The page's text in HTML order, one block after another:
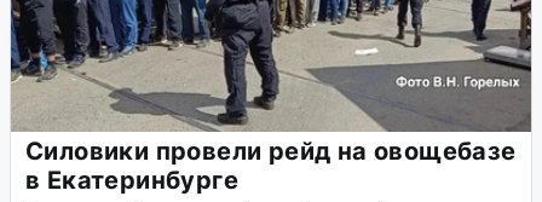
Силовики провели рейд на овощебазе
в Екатеринбурге